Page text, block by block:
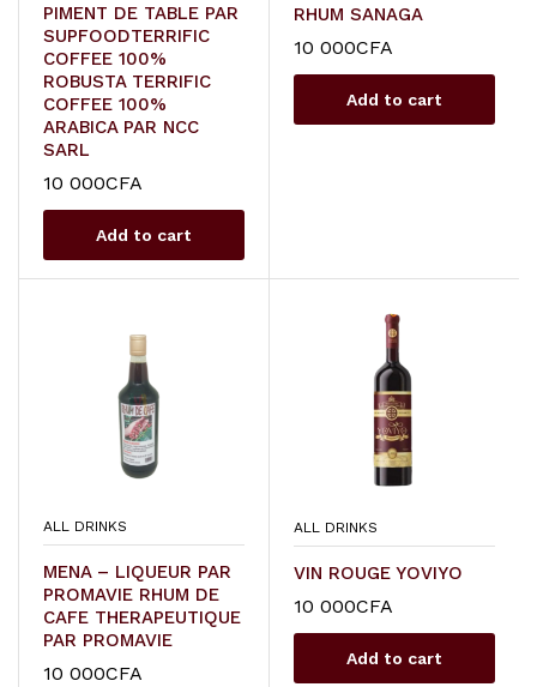
PIMENT DE TABLE PAR
SUPFOODTERRIFIC
COFFEE 100%
ROBUSTA TERRIFIC
COFFEE 100%
ARABICA PAR NCC
SARL
10 000CFA
Add to cart
RHUM SANAGA
10 000CFA
Add to cart
ALL DRINKS
MENA – LIQUEUR PAR
PROMAVIE RHUM DE
CAFE THERAPEUTIQUE
PAR PROMAVIE
10 000CFA
ALL DRINKS
VIN ROUGE YOVIYO
10 000CFA
Add to cart